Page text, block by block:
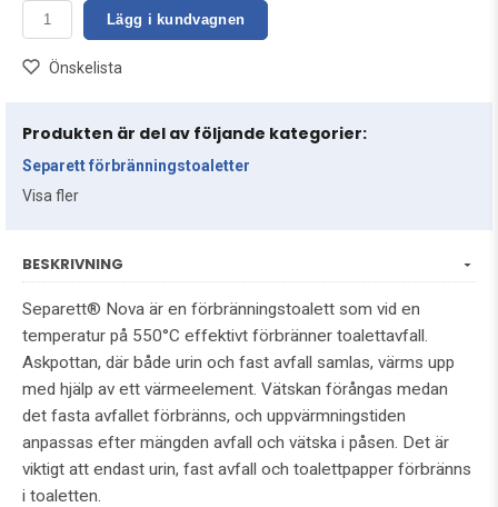
Lägg i kundvagnen
Önskelista
Produkten är del av följande kategorier:
Separett förbränningstoaletter
Visa fler
BESKRIVNING
Separett® Nova är en förbränningstoalett som vid en
temperatur på 550°C effektivt förbränner toalettavfall.
Askpottan, där både urin och fast avfall samlas, värms upp
med hjälp av ett värmeelement. Vätskan förångas medan
det fasta avfallet förbränns, och uppvärmningstiden
anpassas efter mängden avfall och vätska i påsen. Det är
viktigt att endast urin, fast avfall och toalettpapper förbränns
i toaletten.